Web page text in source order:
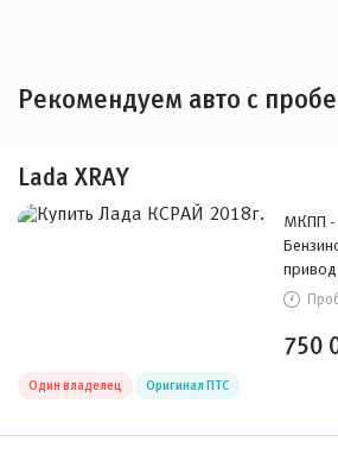
Рекомендуем авто с
Lada XRAY
МКПП -
привод
750
Один владелец Оригинал ПТС